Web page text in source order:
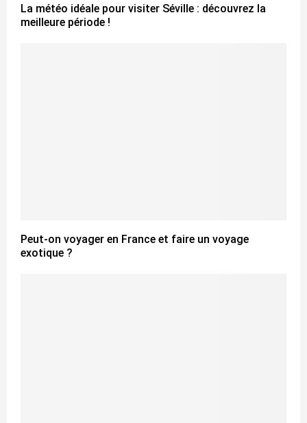
La météo idéale pour visiter Séville : découvrez la
meilleure période !
Peut-on voyager en France et faire un voyage
exotique ?